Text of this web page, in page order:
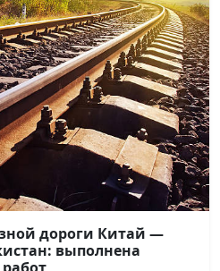
дороги Китай —
выполнена